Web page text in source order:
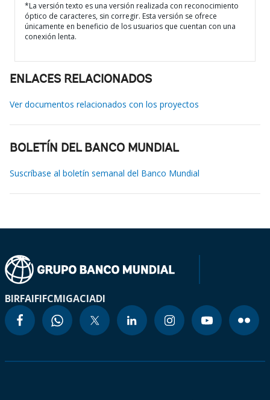
*La versión texto es una versión realizada con reconocimiento
óptico de caracteres, sin corregir. Esta versión se ofrece
únicamente en beneficio de los usuarios que cuentan con una
conexión lenta.
ENLACES RELACIONADOS
Ver documentos relacionados con los proyectos
BOLETÍN DEL BANCO MUNDIAL
Suscríbase al boletín semanal del Banco Mundial
BIRFAIFIFCMIGACIADI